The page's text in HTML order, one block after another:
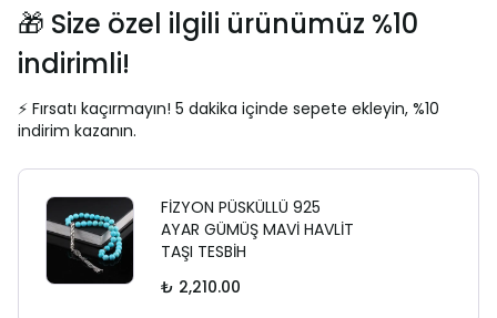
🎁 Size özel ilgili ürünümüz %10
indirimli!
⚡ Fırsatı kaçırmayın! 5 dakika içinde sepete ekleyin, %10
indirim kazanın.
FİZYON PÜSKÜLLÜ 925
AYAR GÜMÜŞ MAVİ HAVLİT
TAŞI TESBİH
₺ 2,210.00